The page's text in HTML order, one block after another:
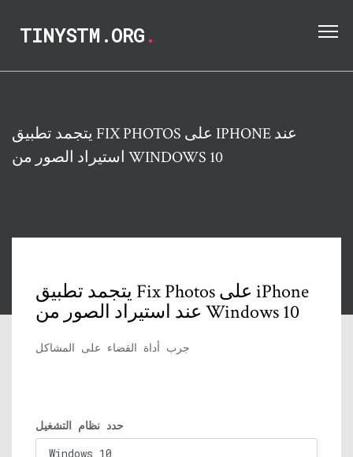
TINYSTM.ORG.
يتجمد تطبيق FIX PHOTOS على IPHONE عند
استيراد الصور من WINDOWS 10
يتجمد تطبيق Fix Photos على iPhone
عند استيراد الصور من Windows 10
جرب أداة القضاء على المشاكل
حدد نظام التشغيل